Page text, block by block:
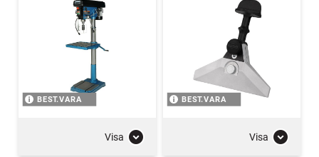
BEST.VARA
Visa
BEST.VARA
Visa